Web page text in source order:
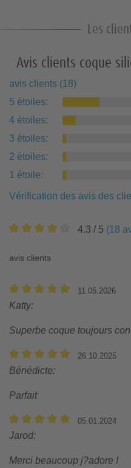
Les
Avis clients coque
avis clients (18)
5 étoiles:
4 étoiles:
3 étoiles:
2 étoiles:
1 étoile:
Vérification des avis des
4.3 / 5 (18
avis clients
11.05.2026
Katty:
Superbe coque toujours
26.10.2025
Bénédicte:
Parfait
05.01.2024
Jarod:
Merci beaucoup j?adore !